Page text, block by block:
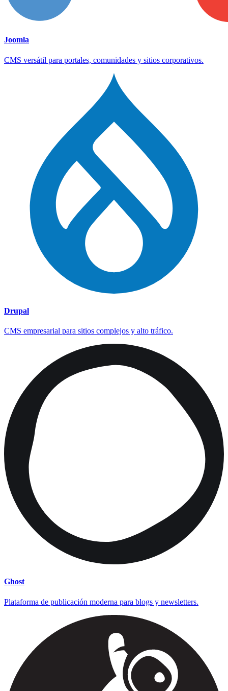
Joomla
CMS versátil para portales, comunidades y sitios corporativos.
Drupal
CMS empresarial para sitios complejos y alto tráfico.
Ghost
Plataforma de publicación moderna para blogs y newsletters.